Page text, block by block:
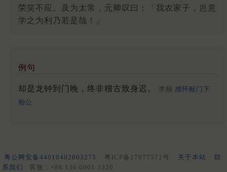
荣笑不应。及为太常，元卿叹曰：「我农家子，岂意
学之为利乃若是哉！」
例句
却是龙钟到门晚，终非稽古致身迟。 李频 感怀献门下
相公
粤公网安备44010402003275 粤ICP备17077571号 关于本站
联
系我们
客服：+86 136 0901 3320